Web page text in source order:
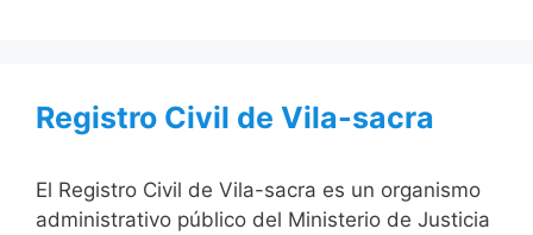
Registro Civil de Vila-sacra
El Registro Civil de Vila-sacra es un organismo
administrativo público del Ministerio de Justicia